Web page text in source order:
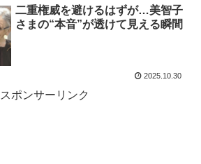
二重権威を避けるはずが…美智子
さまの“本音”が透けて見える瞬間
2025.10.30
スポンサーリンク